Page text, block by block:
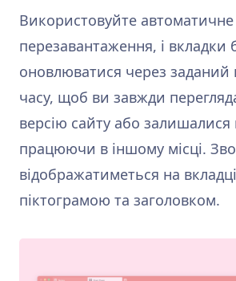
Використовуйте автоматичне
перезавантаження, і вкладки
оновлюватися через заданий
часу, щоб ви завжди
версію сайту або залишалися
працюючи в іншому місці.
відображатиметься на
піктограмою та заголовком.